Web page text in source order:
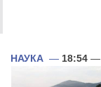
НАУКА — 18:54 —